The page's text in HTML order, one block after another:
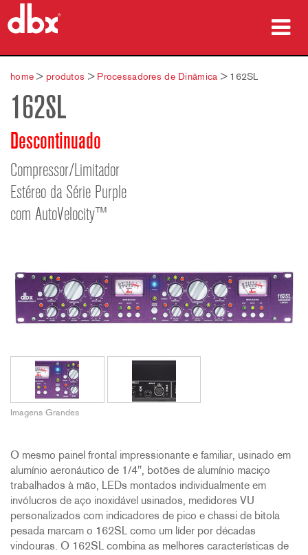
produtos
Case Studies
onde comprar
treinamento
suporte
home >produtos > Processadores de Dinâmica > 162SL
162SL
Descontinuado
Compressor/Limitador
Estéreo da Série Purple
com AutoVelocity™
Imagens Grandes
O mesmo painel frontal impressionante e familiar, usinado em
alumínio aeronáutico de 1/4", botões de alumínio maciço
trabalhados à mão, LEDs montados individualmente em
invólucros de aço inoxidável usinados, medidores VU
personalizados com indicadores de pico e chassi de bitola
pesada marcam o 162SL como um líder por décadas
vindouras. O 162SL combina as melhores características de